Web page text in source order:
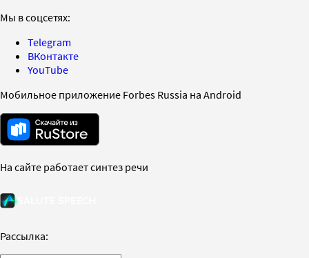
Мы в соцсетях:
Telegram
ВКонтакте
YouTube
Мобильное приложение Forbes Russia на Android
На сайте работает синтез речи
Рассылка: